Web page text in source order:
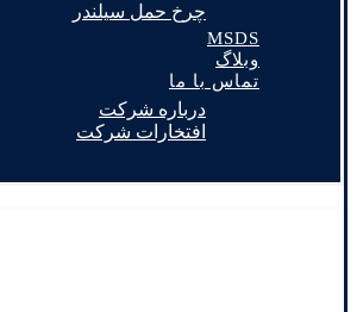
چرخ حمل سیلندر
MSDS
وبلاگ
تماس با ما
درباره شرکت
افتخارات شرکت